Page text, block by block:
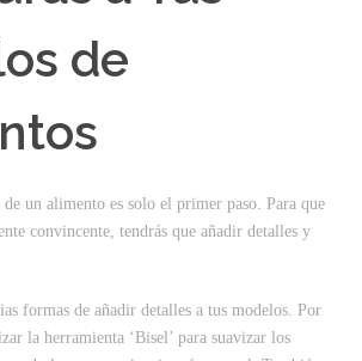
de
un alimento es solo el primer paso. Para que
convincente, tendrás que añadir detalles y
formas de añadir detalles a tus modelos. Por
la herramienta ‘Bisel’ para suavizar los